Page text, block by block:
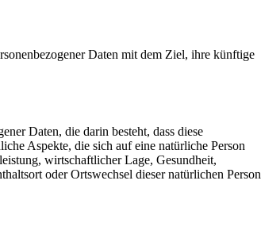
Daten mit dem Ziel, ihre künftige
Daten, die darin besteht, dass diese
Aspekte, die sich auf eine natürliche Person
wirtschaftlicher Lage, Gesundheit,
oder Ortswechsel dieser natürlichen Person